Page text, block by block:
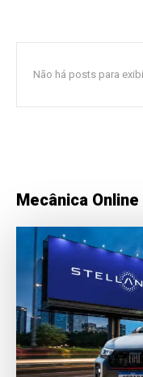
Não há posts para
Mecânica Online